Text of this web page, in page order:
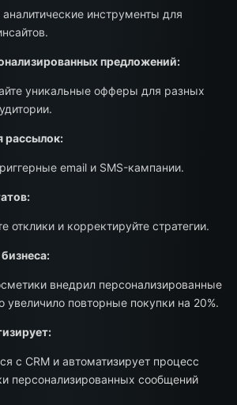
инструменты для
предложений:
уникальные офферы для разных
рассылок:
email и SMS-кампании.
отклики и корректируйте стратегии.
внедрил персонализированные
увеличило повторные покупки на 20%.
с CRM и автоматизирует процесс
персонализированных сообщений